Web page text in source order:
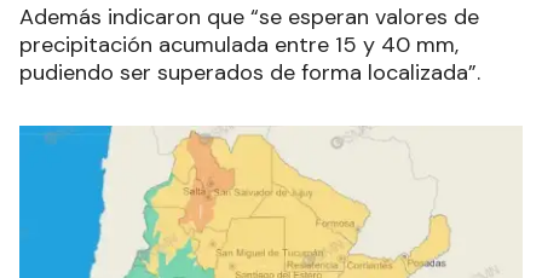
Además indicaron que “se esperan valores de
precipitación acumulada entre 15 y 40 mm,
pudiendo ser superados de forma localizada”.